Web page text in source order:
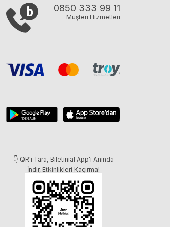
0850 333 99 11
Müşteri Hizmetleri
👇 QR'ı Tara, Biletinial App'i Anında
İndir, Etkinlikleri Kaçırma!